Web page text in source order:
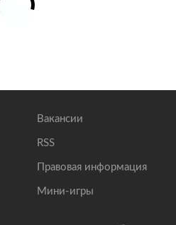
Вакансии
RSS
Правовая информация
Мини-игры